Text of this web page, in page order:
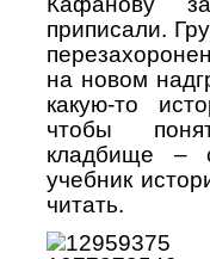
приписали.
на новом
какую-то
чтобы
кладбище –
учебник
читать.